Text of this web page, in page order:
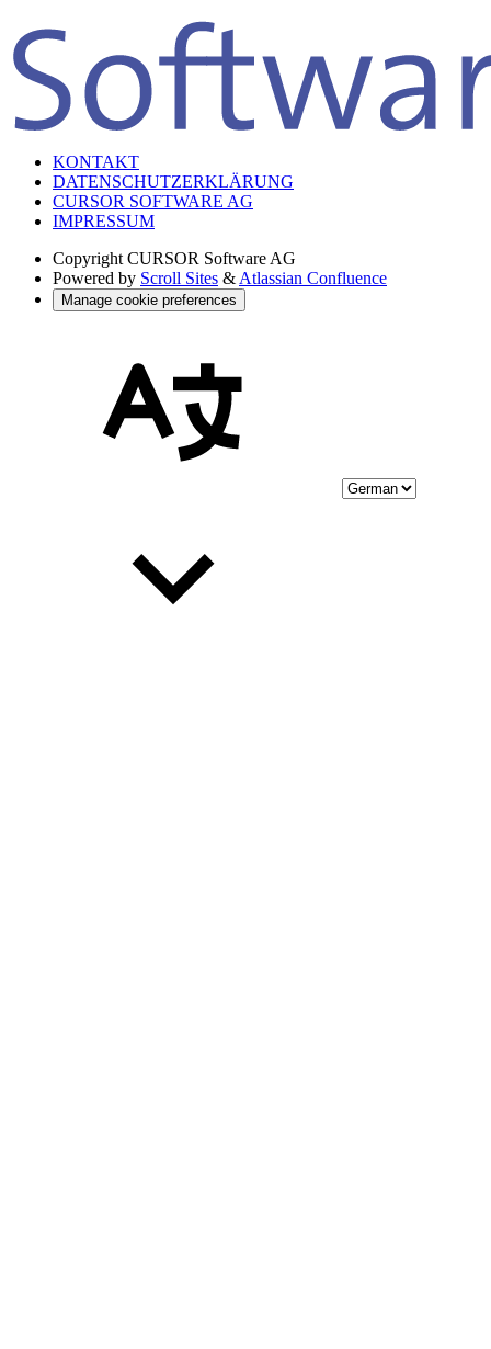
KONTAKT
DATENSCHUTZERKLÄRUNG
CURSOR SOFTWARE AG
IMPRESSUM
Copyright CURSOR Software AG
Powered by Scroll Sites & Atlassian Confluence
Manage cookie preferences